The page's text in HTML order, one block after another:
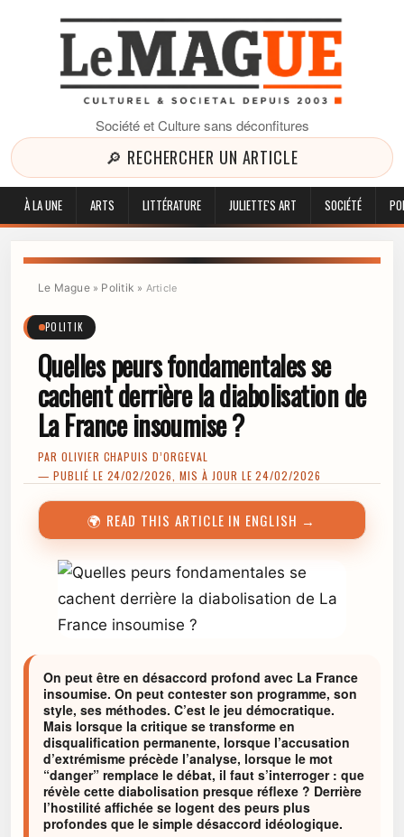
Société et Culture sans déconfitures
🔎 RECHERCHER UN ARTICLE
À LA UNE ARTS LITTÉRATURE JULIETTE'S ART SOCIÉTÉ
Le Mague» Politik » Article
POLITIK
Quelles peurs fondamentales se
cachent derrière la diabolisation de
La France insoumise ?
PAR OLIVIER CHAPUIS D’ORGEVAL
— PUBLIÉ LE 24/02/2026, MIS À JOUR LE 24/02/2026
🌍 READ THIS ARTICLE IN ENGLISH →
On peut être en désaccord profond avec La France
insoumise. On peut contester son programme, son
style, ses méthodes. C’est le jeu démocratique.
Mais lorsque la critique se transforme en
disqualification permanente, lorsque l’accusation
d’extrémisme précède l’analyse, lorsque le mot
“danger” remplace le débat, il faut s’interroger : que
révèle cette diabolisation presque réflexe ? Derrière
l’hostilité affichée se logent des peurs plus
profondes que le simple désaccord idéologique.